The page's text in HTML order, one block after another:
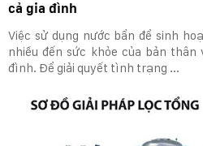
cả gia đình
Việc sử dụng nước bẩn để sinh
nhiều đến sức khỏe của bản
đình. Để giải quyết tình trạng ...